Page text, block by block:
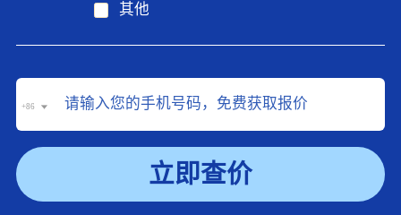
其他
+86
立即查价